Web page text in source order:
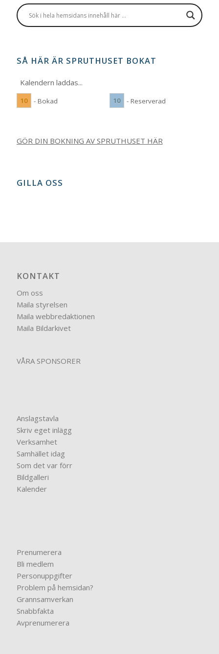
SÅ HÄR ÄR SPRUTHUSET BOKAT
Kalendern laddas...
10 - Bokad 10 - Reserverad
GÖR DIN BOKNING AV SPRUTHUSET HÄR
GILLA OSS
KONTAKT
Om oss
Maila styrelsen
Maila webbredaktionen
Maila Bildarkivet
VÅRA SPONSORER
Anslagstavla
Skriv eget inlägg
Verksamhet
Samhället idag
Som det var förr
Bildgalleri
Kalender
Prenumerera
Bli medlem
Personuppgifter
Problem på hemsidan?
Grannsamverkan
Snabbfakta
Avprenumerera